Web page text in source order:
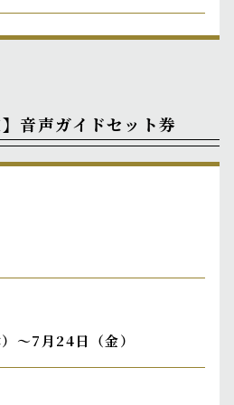
】音声ガイドセット券
～7月24日（金）